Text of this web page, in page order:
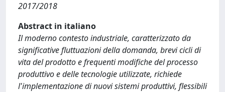
2017/2018
Abstract in italiano
Il moderno contesto industriale, caratterizzato da
significative fluttuazioni della domanda, brevi cicli di
vita del prodotto e frequenti modifiche del processo
produttivo e delle tecnologie utilizzate, richiede
l'implementazione di nuovi sistemi produttivi, flessibili